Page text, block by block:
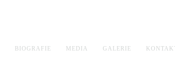
BIOGRAFIE MEDIA GALERIE